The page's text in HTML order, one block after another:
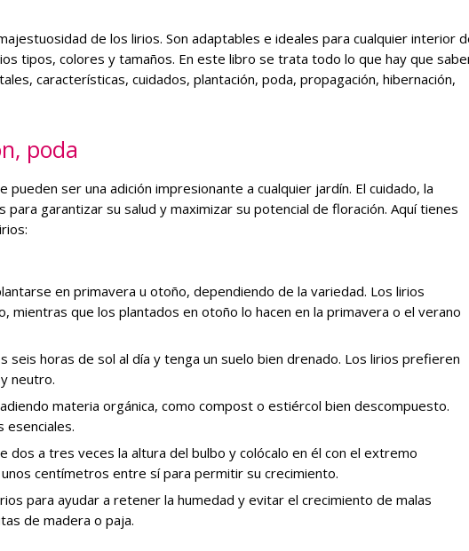
de los lirios. Son adaptables e ideales para cualquier interior
tipos, colores y tamaños. En este libro se trata todo lo que hay que
características, cuidados, plantación, poda, propagación, hibernación,
poda
ser una adición impresionante a cualquier jardín. El cuidado, la
para garantizar su salud y maximizar su potencial de floración. Aquí tienes
en primavera u otoño, dependiendo de la variedad. Los lirios
mientras que los plantados en otoño lo hacen en la primavera o el verano
seis horas de sol al día y tenga un suelo bien drenado. Los lirios prefieren
neutro.
materia orgánica, como compost o estiércol bien descompuesto.
esenciales.
dos a tres veces la altura del bulbo y colócalo en él con el extremo
centímetros entre sí para permitir su crecimiento.
para ayudar a retener la humedad y evitar el crecimiento de malas
de madera o paja.